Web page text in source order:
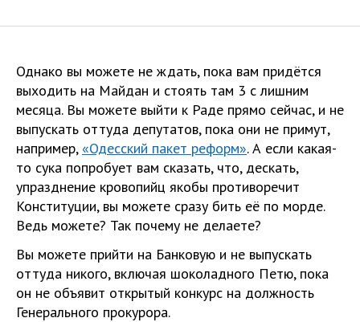
Однако вы можете не ждать, пока вам придётся
выходить на Майдан и стоять там 3 с лишним
месяца. Вы можете выйти к Раде прямо сейчас, и не
выпускать оттуда депутатов, пока они не примут,
например,«Одесский пакет реформ». А если какая-
то сука попробует вам сказать, что, дескать,
упразднение кровопийц якобы противоречит
Конституции, вы можете сразу бить её по морде.
Ведь можете? Так почему не делаете?
Вы можете прийти на Банковую и не выпускать
оттуда никого, включая шоколадного Петю, пока
он не объявит открытый конкурс на должность
Генерального прокурора.